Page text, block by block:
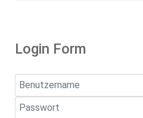
Login Form
Benutzername
Passwort